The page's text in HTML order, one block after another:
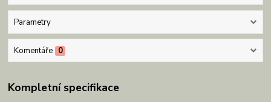
Parametry
Komentáře 0
Kompletní specifikace